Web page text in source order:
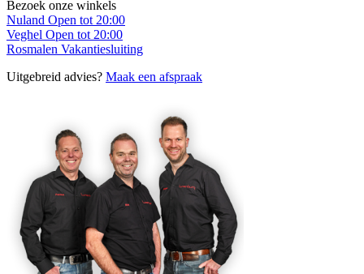
Bezoek onze winkels
Nuland Open tot 20:00
Veghel Open tot 20:00
Rosmalen Vakantiesluiting
Uitgebreid advies? Maak een afspraak